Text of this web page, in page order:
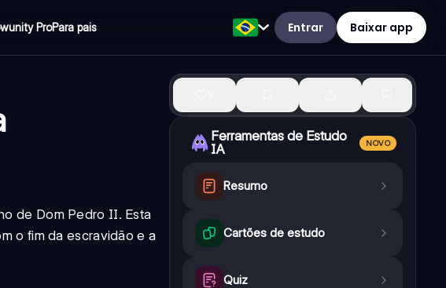
ProPara pais Entrar Baixar app
de Dom Pedro II. Esta
o fim da escravidão e a
Ferramentas de Estudo
IA
NOVO
Resumo
Cartões de estudo
Quiz